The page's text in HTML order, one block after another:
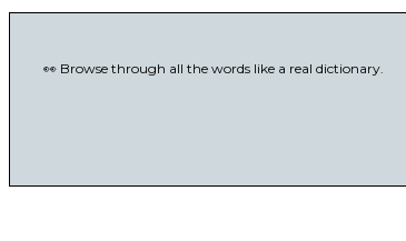
👀 Browse through all the words like a real dictionary.